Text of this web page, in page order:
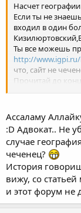
Насчет
Если ты не
входил в один
Ты все можешь
http://
что, сайт не
Прочитай до
Тебе не
Ассаламу
:D Адвокат.. Не
случае
чеченец?
История
вижу, со
и этот форум не